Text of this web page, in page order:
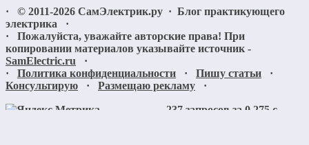
· © 2011-2026 СамЭлектрик.ру · Блог практикующего
электрика
·
· Пожалуйста, уважайте авторские права! При
копировании материалов указывайте источник -
SamElectric.ru ·
· Политика конфиденциальности · Пишу статьи ·
Консультирую · Размещаю рекламу ·
237 запросов за 0,275 с.